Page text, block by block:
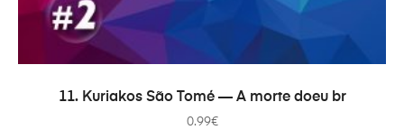
В КОРЗИНУ
11. Kuriakos São Tomé — A morte doeu br
0.99€